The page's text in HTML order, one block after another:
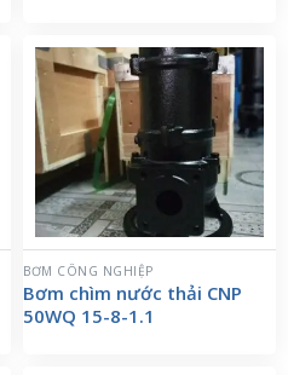
BƠM CÔNG NGHIỆP
Bơm chìm nước thải CNP
50WQ 15-8-1.1